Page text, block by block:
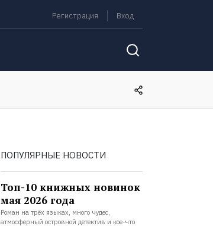
Регистрация Вход
ПОПУЛЯРНЫЕ НОВОСТИ
Топ-10 книжных новинок
мая 2026 года
Роман на трёх языках, много чудес,
атмосферный островной детектив и кое-что